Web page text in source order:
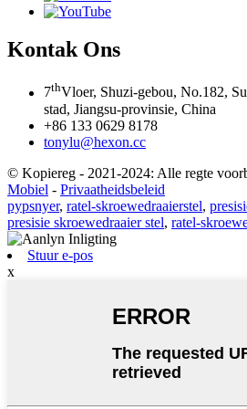
Kontak Ons
7thVloer, Shuzi-gebou, No.182,
stad, Jiangsu-provinsie, China
+86 133 0629 8178
tonylu@hexon.cc
© Kopiereg - 2021-2024: Alle regte
Mobiel - Privaatheidsbeleid
pypsnyer, ratel-skroewedraaierstel,
presisie skroewedraaier stel, ratel-
Stuur e-pos
x